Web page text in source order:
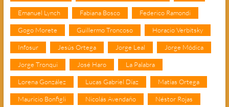
Emanuel Lynch Fabiana Bosco Federico Ramondi
Gogo Morete Guillermo Troncoso Horacio Verbitsky
Infosur Jesús Ortega Jorge Leal Jorge Módica
Jorge Tronqui José Haro La Palabra
Lorena González Lucas Gabriel Díaz Matías Ortega
Mauricio Bonfigli Nicolás Avendaño Néstor Rojas